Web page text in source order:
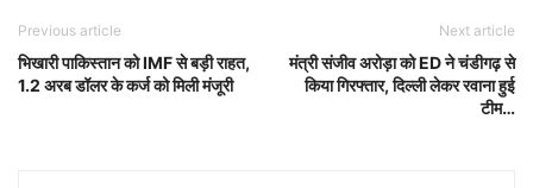
Previous article
भिखारी पाकिस्तान को IMF से बड़ी राहत,
1.2 अरब डॉलर के कर्ज को मिली मंजूरी
Next article
मंत्री संजीव अरोड़ा को ED ने चंडीगढ़ से
किया गिरफ्तार, दिल्ली लेकर रवाना हुई
टीम…